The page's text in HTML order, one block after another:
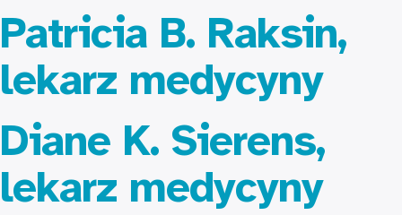
Patricia B. Raksin,
lekarz medycyny
Diane K. Sierens,
lekarz medycyny